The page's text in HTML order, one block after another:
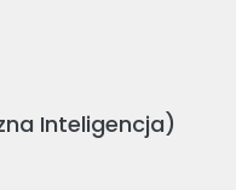
Inteligencja)